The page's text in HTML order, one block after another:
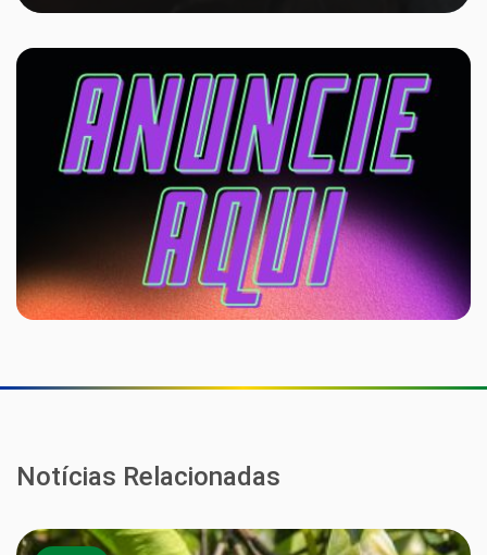
Notícias Relacionadas